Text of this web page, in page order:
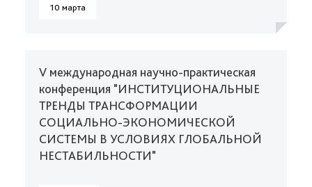
10 марта
V международная научно-практическая
конференция "ИНСТИТУЦИОНАЛЬНЫЕ
ТРЕНДЫ ТРАНСФОРМАЦИИ
СОЦИАЛЬНО-ЭКОНОМИЧЕСКОЙ
СИСТЕМЫ В УСЛОВИЯХ ГЛОБАЛЬНОЙ
НЕСТАБИЛЬНОСТИ"